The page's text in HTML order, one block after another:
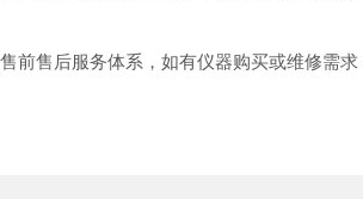
售后服务体系，如有仪器购买或维修需求